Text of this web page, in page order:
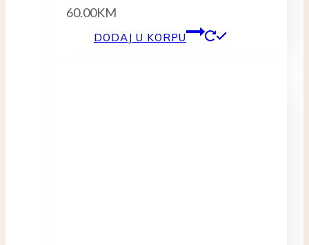
60.00KM
DODAJ U KORPU